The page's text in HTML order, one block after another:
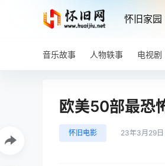
怀旧家园
音乐故事 人物轶事 电视剧
欧美50部最恐
怀旧电影 23年3月29日